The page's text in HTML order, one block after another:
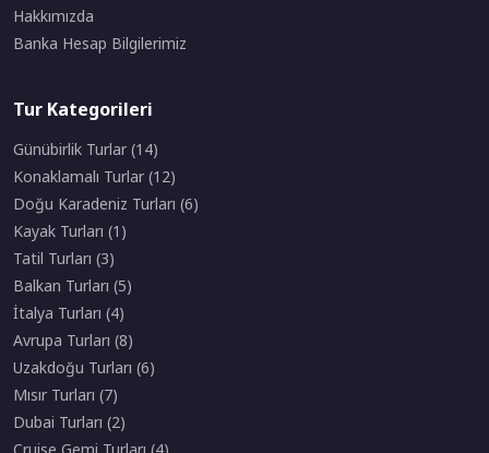
Hakkımızda
Banka Hesap Bilgilerimiz
Tur Kategorileri
Günübirlik Turlar (14)
Konaklamalı Turlar (12)
Doğu Karadeniz Turları (6)
Kayak Turları (1)
Tatil Turları (3)
Balkan Turları (5)
İtalya Turları (4)
Avrupa Turları (8)
Uzakdoğu Turları (6)
Mısır Turları (7)
Dubai Turları (2)